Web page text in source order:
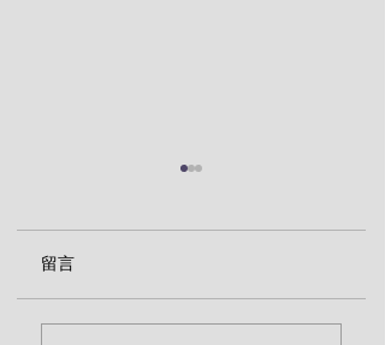
撕裂心肠（司布真）
留言